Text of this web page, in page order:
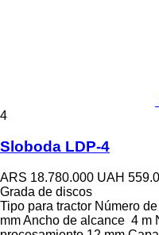
4
Sloboda LDP-4
ARS 18.780.000 UAH
Grada de discos
Tipo para tractor Número
mmAncho de alcance 4 m